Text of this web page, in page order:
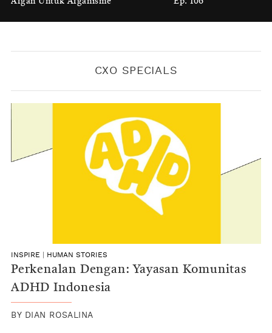
BYKONTRIBUTOR CXO MEDIA
CXO SPECIALS
INSPIRE HUMAN STORIES
Perkenalan Dengan: Yayasan Komunitas
ADHD Indonesia
BY DIAN ROSALINA